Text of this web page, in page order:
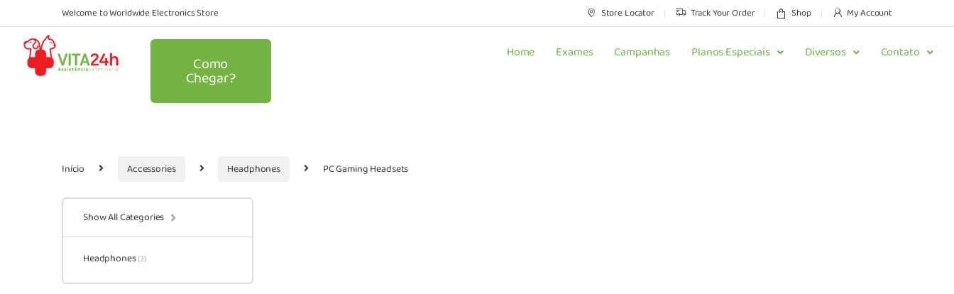
Welcome to Worldwide Electronics Store Store Locator Track Your Order Shop My Account
Como
Chegar?
Home Exames Campanhas Planos Especiais Diversos Contato
Início Accessories Headphones PC Gaming Headsets
Show All Categories
Headphones(3)